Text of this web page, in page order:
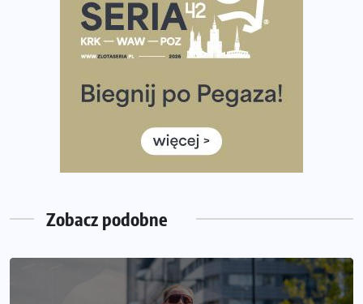
Ile razy w tygodniu biegać? 3 treningi wystarczą? Jak
często biegać, żeby robić postępy
i Półmaraton Szczeciński. Wszystko, co warto wiedzieć
European Marathon Classics – jak zweryfikować swój
Medal i koszulka 35. Biegu Powstania Warszawskiego. Na
Zobacz podobne